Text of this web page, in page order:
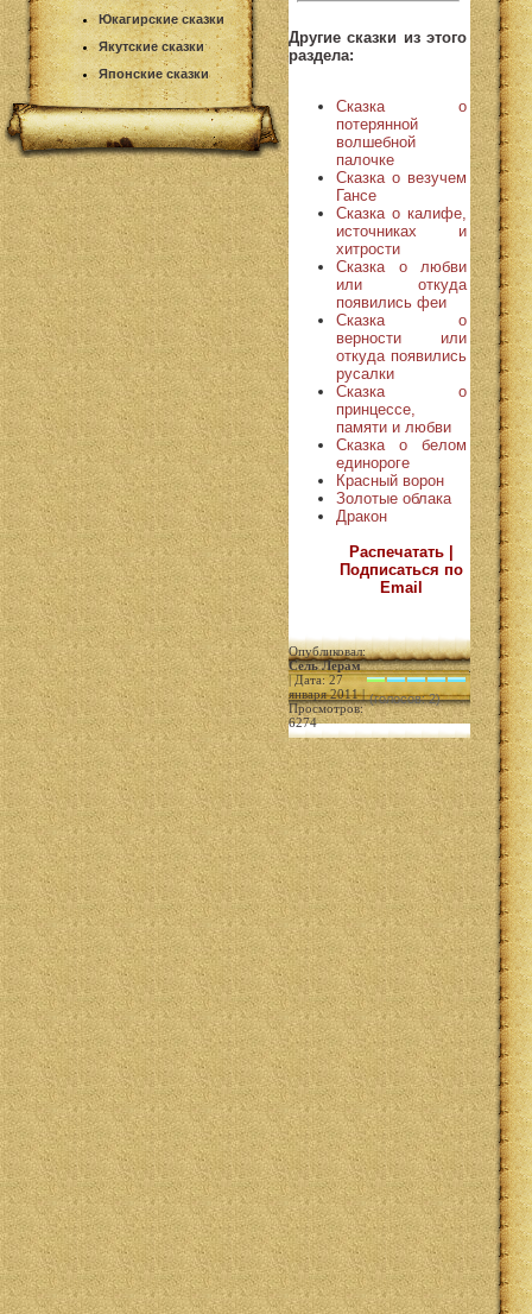
Юкагирские сказки
Якутские сказки
Японские сказки
Другие сказки из этого
раздела:
Сказка о
потерянной
волшебной
палочке
Сказка о везучем
Гансе
Сказка о калифе,
источниках и
хитрости
Сказка о любви
или откуда
появились феи
Сказка о
верности или
откуда появились
русалки
Сказка о
принцессе,
памяти и любви
Сказка о белом
единороге
Красный ворон
Золотые облака
Дракон
Распечатать |
Подписаться по
Email
Опубликовал:
Сель Лерам
| Дата: 27
января 2011 |
Просмотров:
6274
(голосов: 2)